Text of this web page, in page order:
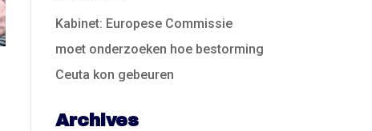
Kabinet: Europese Commissie
moet onderzoeken hoe bestorming
Ceuta kon gebeuren
Archives